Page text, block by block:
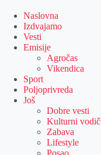
content
Naslovna
Izdvajamo
Vesti
Emisije
Agročas
Vikendica
Sport
Poljoprivreda
Još
Dobre vesti
Kulturni vodič
Zabava
Lifestyle
Posao